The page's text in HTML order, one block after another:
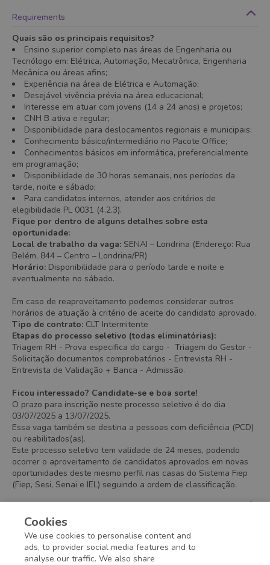
Requirements
Quais são os principais requisitos?
Ensino superior completo nas áreas de Engenharia ou
Tecnólogo em: Elétrica, Automação, Mecatrônica, Engenharia
Mecânica ou áreas afins;
Experiência na área de Elétrica e Automação;
Desejável vivência prévia na área educacional;
Interesse em atuar com jovens (14 a 24 anos) e projetos;
CNH B ativa e regular;
Disponibilidade para deslocamentos regionais e municipais;
Conhecimento básico/intermediário no Pacote Office;
Conhecimentos básicos em informática, preferencialmente
em programação;
Disponibilidade de 30 horas semanais, nos períodos da
tarde, noite e sábado;
Para candidatos internos, atender aos critérios de
elegibilidade PL 0031 (4.2.3).
Fique por dentro de alguns detalhes sobre esta
oportunidade:
Local de trabalho da vaga: SENAI – Londrina (Endereço: Rua
Belém, 844 – Centro – Londrina/PR)
Horário: Disponibilidade para o período tarde e noite e
eventualmente no sábado.
Em caso de reaproveitamento podemos considerar outros
horários de atuação à critério de aceite do candidato aprovado.
Tipo de contrato: CLT Intermitente
Etapas do processo seletivo (todas eliminatórias):
Triagem RH - Prova especifica do cargo - Triagem do Gestor -
Solicitação documentos comprobatórios - Entrevista RH -
Entrevista de Validação + Banca - Admissão.
Ficou interessado? Candidate-se e boa sorte!
O prazo para inscrição neste processo seletivo é do dia
03/07/2025 a 13/07/2025.
Essa vaga também se destina a pessoas com deficiência (PCD)
ou reabilitados(as).
Este processo seletivo tem validade de 24 meses, podendo
ocorrer o aproveitamento de candidatos aprovados em novas
oportunidades deste mesmo perfil nas casas do Sistema Fiep
(Fiep, Sesi, Senai e IEL) seguindo a ordem de classificação.
- Vale Refeição/Alimentação
- Vale Transporte
Cookies
We use cookies to personalise content and
ads, to provider social media features and to
analyse our traffic. We also share